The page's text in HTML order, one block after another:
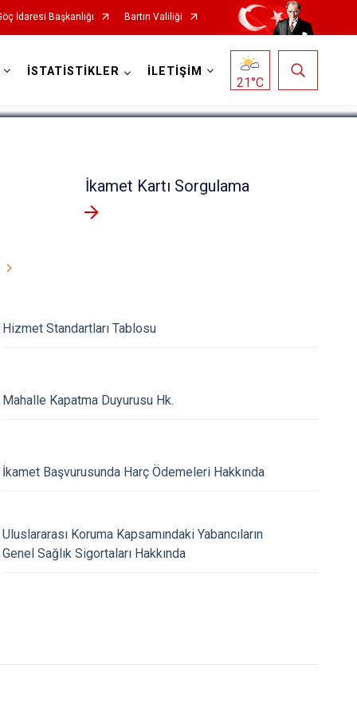
İdaresi Başkanlığı Bartın Valiliği
İSTATİSTİKLER İLETİŞİM
21°C
İkamet Kartı Sorgulama
Göçle Mücadele
Toplantısı
Hizmet Standartları Tablosu
Mahalle Kapatma Duyurusu Hk.
İkamet Başvurusunda Harç Ödemeleri Hakkında
Uluslararası Koruma Kapsamındaki Yabancıların
Genel Sağlık Sigortaları Hakkında